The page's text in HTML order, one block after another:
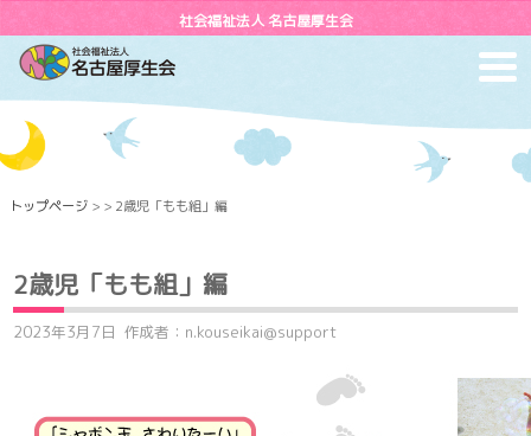
社会福祉法人 名古屋厚生会
トップページ > > 2歳児「もも組」編
2歳児「もも組」編
2023年3月7日 作成者：n.kouseikai@support